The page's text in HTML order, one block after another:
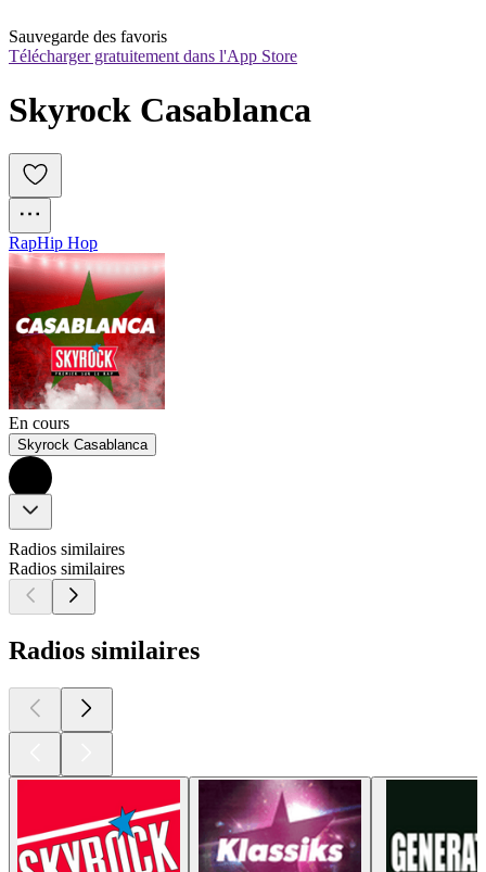
Sauvegarde des favoris
Télécharger gratuitement dans l'App Store
Skyrock Casablanca
RapHip Hop
En cours
Skyrock Casablanca
Radios similaires
Radios similaires
Radios similaires